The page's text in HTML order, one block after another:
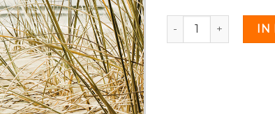
Mar 05 18 2 - IN